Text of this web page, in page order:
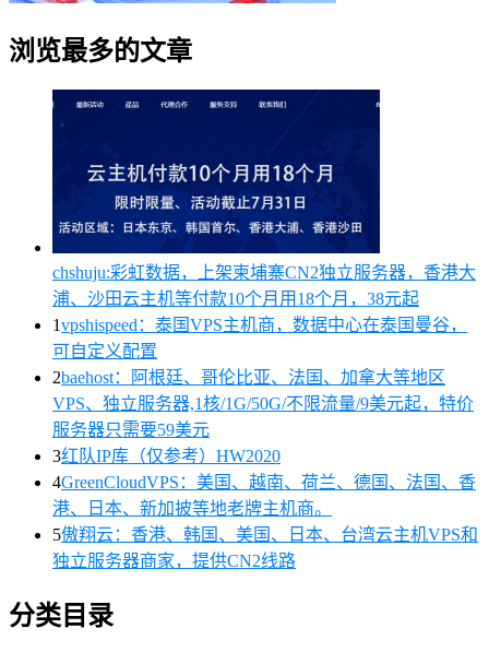
浏览最多的文章
chshuju:彩虹数据，上架柬埔寨CN2独立服务器，香港大
浦、沙田云主机等付款10个月用18个月，38元起
1vpshispeed：泰国VPS主机商，数据中心在泰国曼谷，
可自定义配置
2baehost：阿根廷、哥伦比亚、法国、加拿大等地区
VPS、独立服务器,1核/1G/50G/不限流量/9美元起，特价
服务器只需要59美元
3红队IP库（仅参考）HW2020
4GreenCloudVPS：美国、越南、荷兰、德国、法国、香
港、日本、新加披等地老牌主机商。
5傲翔云：香港、韩国、美国、日本、台湾云主机VPS和
独立服务器商家，提供CN2线路
分类目录